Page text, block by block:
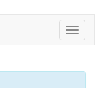
sau